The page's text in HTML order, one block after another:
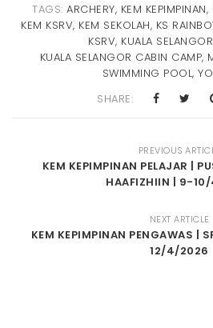
TAGS: ARCHERY, KEM KEPIMPINAN,
KEM KSRV, KEM SEKOLAH, KS
KSRV, KUALA
KUALA SELANGOR CABIN CAMP,
SWIMMING POOL,
SHARE:
PREVIOUS
KEM KEPIMPINAN PELAJAR |
HAAFIZHIIN | 9-
NEXT ARTICLE
KEM KEPIMPINAN PENGAWAS |
12/4/2026